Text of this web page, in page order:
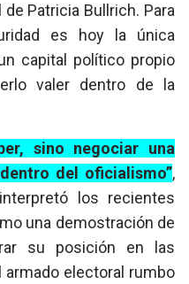
Patricia Bullrich. Para
es hoy la única
capital político propio
valer dentro de la
sino negociar una
del oficialismo”,
los recientes
una demostración de
su posición en las
electoral rumbo